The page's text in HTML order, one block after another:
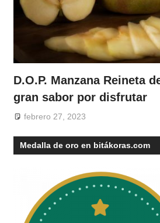
D.O.P. Manzana Reineta
gran sabor por disfrutar
febrero 27, 2023
Medalla de oro en bitákoras.com